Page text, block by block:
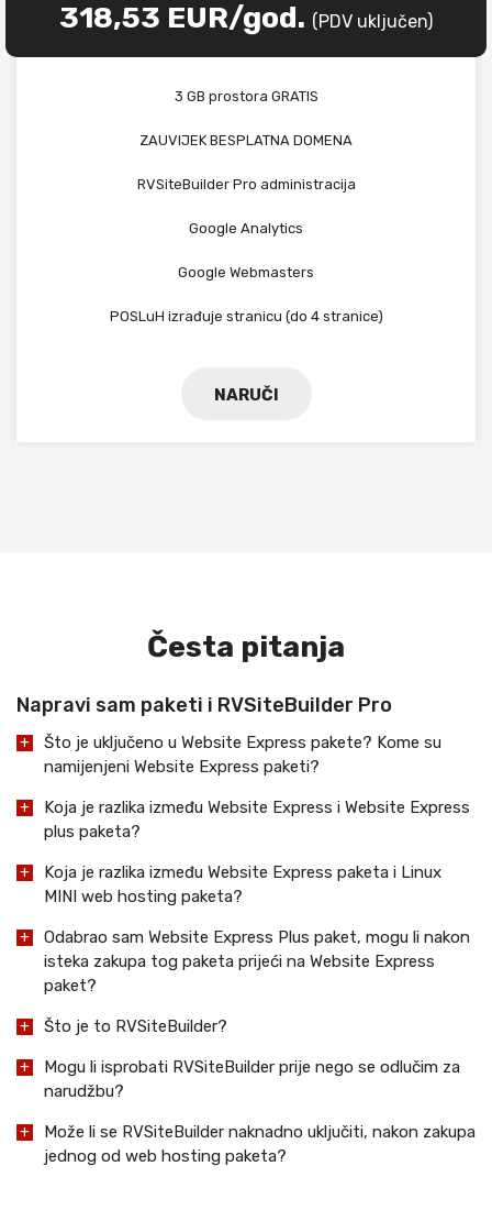
318,53 EUR/god. (PDV uključen)
3 GB prostora GRATIS
ZAUVIJEK BESPLATNA DOMENA
RVSiteBuilder Pro administracija
Google Analytics
Google Webmasters
POSLuH izrađuje stranicu (do 4 stranice)
NARUČI
Česta pitanja
Napravi sam paketi i RVSiteBuilder Pro
Što je uključeno u Website Express pakete? Kome su
namijenjeni Website Express paketi?
Koja je razlika između Website Express i Website Express
plus paketa?
Koja je razlika između Website Express paketa i Linux
MINI web hosting paketa?
Odabrao sam Website Express Plus paket, mogu li nakon
isteka zakupa tog paketa prijeći na Website Express
paket?
Što je to RVSiteBuilder?
Mogu li isprobati RVSiteBuilder prije nego se odlučim za
narudžbu?
Može li se RVSiteBuilder naknadno uključiti, nakon zakupa
jednog od web hosting paketa?